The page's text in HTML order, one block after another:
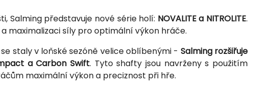
Salming představuje nové série holí: NOVALITE a NITROLITE.
maximalizaci síly pro optimální výkon hráče.
staly v loňské sezóně velice oblíbenými - Salming rozšiřuje
a Carbon Swift. Tyto shafty jsou navrženy s použitím
maximální výkon a preciznost při hře.